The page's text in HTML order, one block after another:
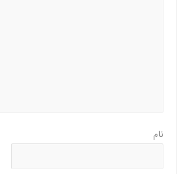
نام